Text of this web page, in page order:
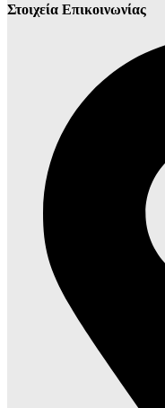
Στοιχεία Επικοινωνίας